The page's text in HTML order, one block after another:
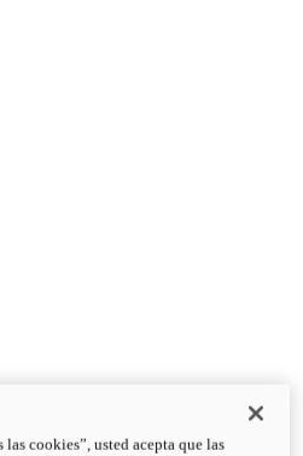
cookies”, usted acepta que las